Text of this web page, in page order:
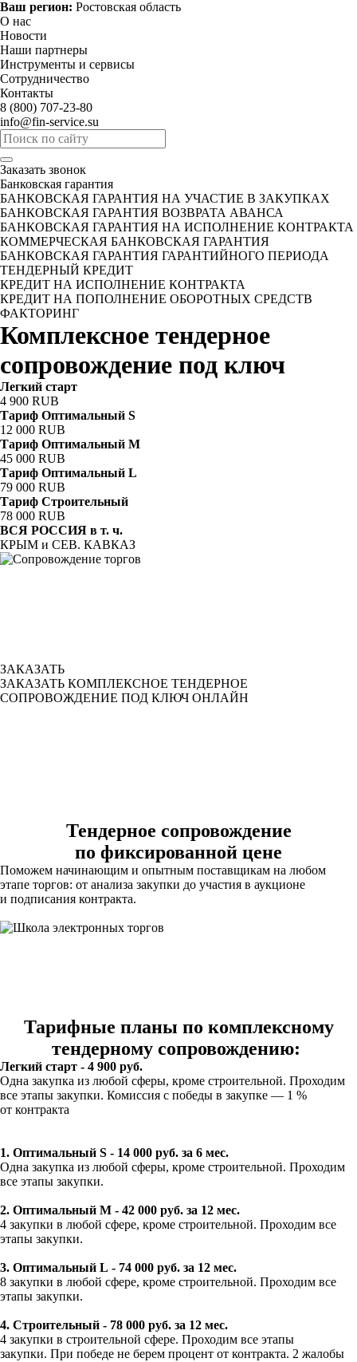
Ваш регион: Ростовская область
О нас
Новости
Наши партнеры
Инструменты и сервисы
Сотрудничество
Контакты
8 (800) 707-23-80
info@fin-service.su
Заказать звонок
Банковская гарантия
БАНКОВСКАЯ ГАРАНТИЯ НА УЧАСТИЕ В ЗАКУПКАХ
БАНКОВСКАЯ ГАРАНТИЯ ВОЗВРАТА АВАНСА
БАНКОВСКАЯ ГАРАНТИЯ НА ИСПОЛНЕНИЕ КОНТРАКТА
КОММЕРЧЕСКАЯ БАНКОВСКАЯ ГАРАНТИЯ
БАНКОВСКАЯ ГАРАНТИЯ ГАРАНТИЙНОГО ПЕРИОДА
ТЕНДЕРНЫЙ КРЕДИТ
КРЕДИТ НА ИСПОЛНЕНИЕ КОНТРАКТА
КРЕДИТ НА ПОПОЛНЕНИЕ ОБОРОТНЫХ СРЕДСТВ
ФАКТОРИНГ
Комплексное тендерное
сопровождение под ключ
Легкий старт
4 900 RUB
Тариф Оптимальный S
12 000 RUB
Тариф Оптимальный M
45 000 RUB
Тариф Оптимальный L
79 000 RUB
Тариф Строительный
78 000 RUB
ВСЯ РОССИЯ в т. ч.
КРЫМ и СЕВ. КАВКАЗ
ЗАКАЗАТЬ
ЗАКАЗАТЬ КОМПЛЕКСНОЕ ТЕНДЕРНОЕ
СОПРОВОЖДЕНИЕ ПОД КЛЮЧ ОНЛАЙН
Тендерное сопровождение
по фиксированной цене
Поможем начинающим и опытным поставщикам на любом
этапе торгов: от анализа закупки до участия в аукционе
и подписания контракта.
Тарифные планы по комплексному
тендерному сопровождению:
Легкий старт - 4 900 руб.
Одна закупка из любой сферы, кроме строительной. Проходим
все этапы закупки. Комиссия с победы в закупке — 1 %
от контракта
1. Оптимальный S - 14 000 руб. за 6 мес.
Одна закупка из любой сферы, кроме строительной. Проходим
все этапы закупки.
2. Оптимальный M - 42 000 руб. за 12 мес.
4 закупки в любой сфере, кроме строительной. Проходим все
этапы закупки.
3. Оптимальный L - 74 000 руб. за 12 мес.
8 закупки в любой сфере, кроме строительной. Проходим все
этапы закупки.
4. Строительный - 78 000 руб. за 12 мес.
4 закупки в строительной сфере. Проходим все этапы
закупки. При победе не берем процент от контракта. 2 жалобы